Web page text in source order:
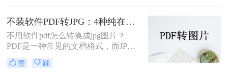
那么pdf如何转换成图片呢？本文将介
绍几种常用的PDF转图片的方法。
不装软件PDF转JPG：4种纯在线方案的转换效果和速度对比！
不用软件pdf怎么转换成jpg图片？
PDF是一种常见的文档格式，而JPG
是一种常见的图片格式。有时候，我
们需要将PDF文件转换成JPG图片。
赞 踩